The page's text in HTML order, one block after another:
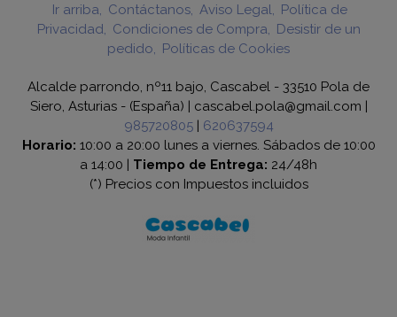
Ir arriba Contáctanos Aviso Legal
Política de
Privacidad
Condiciones de Compra
Desistir de un
pedido
Políticas de Cookies
Alcalde parrondo, nº11 bajo, Cascabel - 33510 Pola de
Siero, Asturias - (España) | cascabel.pola@gmail.com |
985720805| 620637594
Horario: 10:00 a 20:00 lunes a viernes. Sábados de 10:00
a 14:00 | Tiempo de Entrega: 24/48h
(*) Precios con Impuestos incluidos